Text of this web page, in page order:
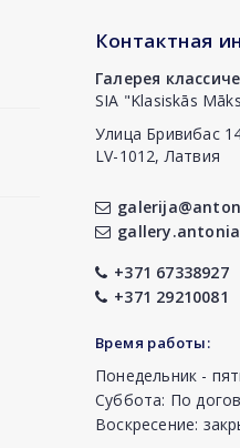
Контактная
Галерея
SIA "Klasiskās
Улица Бривибас
LV-1012, Латвия
+371 67338927
+371 29210081
Время работы:
Понедельник -
Суббота: По
Воскресение: